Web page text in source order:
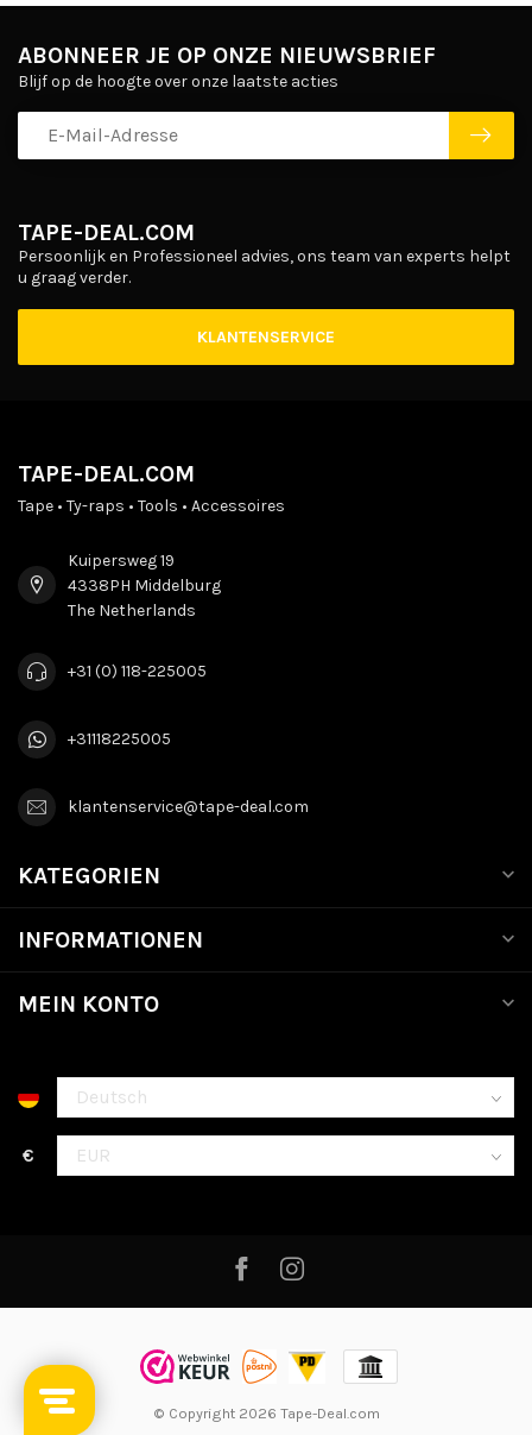
TAPE-DEAL.COM
Persoonlijk en Professioneel advies, ons team van experts helpt
u graag verder.
KLANTENSERVICE
ABONNEER JE OP ONZE NIEUWSBRIEF
Blijf op de hoogte over onze laatste acties
TAPE-DEAL.COM
Tape • Ty-raps • Tools • Accessoires
Kuipersweg 19
4338PH Middelburg
The Netherlands
+31 (0) 118-225005
+31118225005
klantenservice@tape-deal.com
KATEGORIEN
INFORMATIONEN
MEIN KONTO
€
© Copyright 2026 Tape-Deal.com